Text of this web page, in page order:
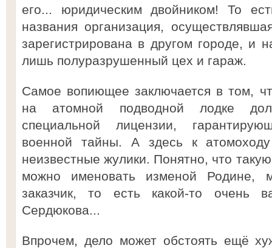
его... юридическим двойником! То
названия организация,
зарегистрирована в другом городе, и
лишь полуразрушенный цех и гараж.
Самое вопиющее заключается в том,
на атомной подводной лодке
специальной лицензии,
военной тайны. А здесь к
неизвестные жулики. Понятно, что
можно именовать изменой Родине,
заказчик, то есть какой-то очень
Сердюкова...
Впрочем, дело может обстоять ещё